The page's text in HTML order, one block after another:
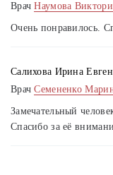
ВрачНаумова
Очень понравилось.
Салихова Ирина
ВрачСемененко
Замечательный
Спасибо за её